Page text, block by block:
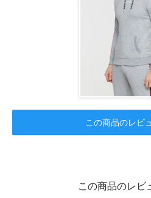
この商品のレビ
この商品のレビ